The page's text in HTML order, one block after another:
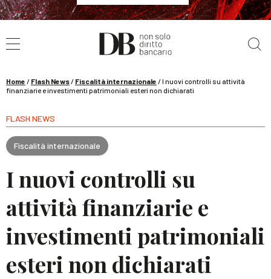
WEBINAR / 17 settembre
La governance dell’Intelligenza Artificiale
Home / Flash News/ Fiscalità internazionale /I nuovi controlli su attività
finanziarie e investimenti patrimoniali esteri non dichiarati
FLASH NEWS
Fiscalità internazionale
I nuovi controlli su
attività finanziarie e
investimenti patrimoniali
esteri non dichiarati